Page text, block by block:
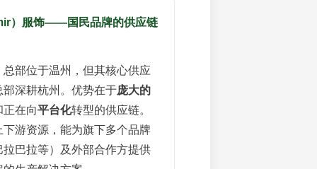
）服饰——国民品牌的供应链
总部位于温州，但其核心供应
部深耕杭州。优势在于庞大的
正在向平台化转型的供应链。
下游资源，能为旗下多个品牌
拉巴拉等）及外部合作方提供